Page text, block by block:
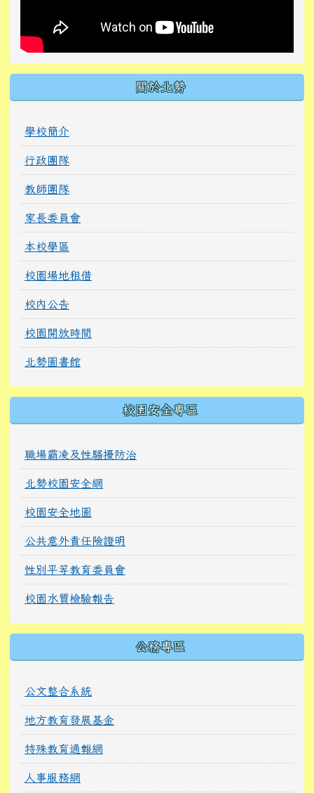
關於北勢
學校簡介
行政團隊
教師團隊
家長委員會
本校學區
校園場地租借
校內公告
校園開放時間
北勢圖書館
校園安全專區
職場霸凌及性騷擾防治
北勢校園安全網
校園安全地圖
公共意外責任險證明
性別平等教育委員會
校園水質檢驗報告
公務專區
公文整合系統
地方教育發展基金
特殊教育通報網
人事服務網